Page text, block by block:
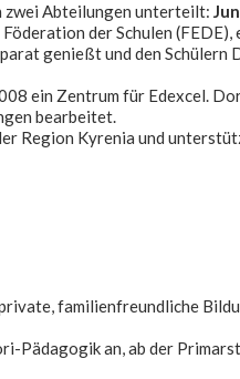
zwei Abteilungen unterteilt:
der Schulen
genießt und den Schülern
ein Zentrum für Edexcel.
bearbeitet.
Region Kyrenia und
familienfreundliche
Pädagogik an, ab der